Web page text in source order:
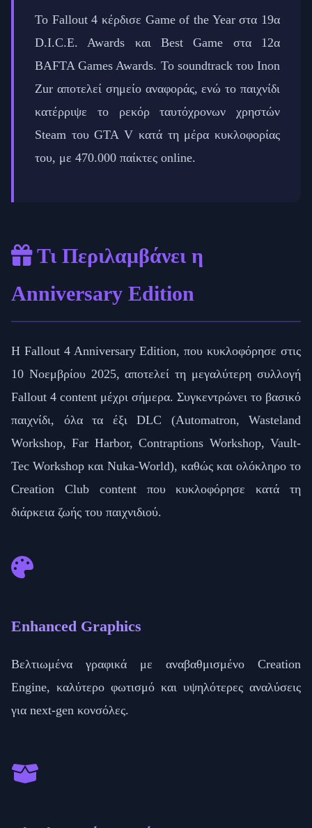
Το Fallout 4 κέρδισε Game of the Year στα 19α
D.I.C.E. Awards και Best Game στα 12α
BAFTA Games Awards. Το soundtrack του Inon
Zur αποτελεί σημείο αναφοράς, ενώ το παιχνίδι
κατέρριψε το ρεκόρ ταυτόχρονων χρηστών
Steam του GTA V κατά τη μέρα κυκλοφορίας
του, με 470.000 παίκτες online.
Τι Περιλαμβάνει η
Anniversary Edition
Η Fallout 4 Anniversary Edition, που κυκλοφόρησε στις
10 Νοεμβρίου 2025, αποτελεί τη μεγαλύτερη συλλογή
Fallout 4 content μέχρι σήμερα. Συγκεντρώνει το βασικό
παιχνίδι, όλα τα έξι DLC (Automatron, Wasteland
Workshop, Far Harbor, Contraptions Workshop, Vault-
Tec Workshop και Nuka-World), καθώς και ολόκληρο το
Creation Club content που κυκλοφόρησε κατά τη
διάρκεια ζωής του παιχνιδιού.
Enhanced Graphics
Βελτιωμένα γραφικά με αναβαθμισμένο Creation
Engine, καλύτερο φωτισμό και υψηλότερες αναλύσεις
για next-gen κονσόλες.